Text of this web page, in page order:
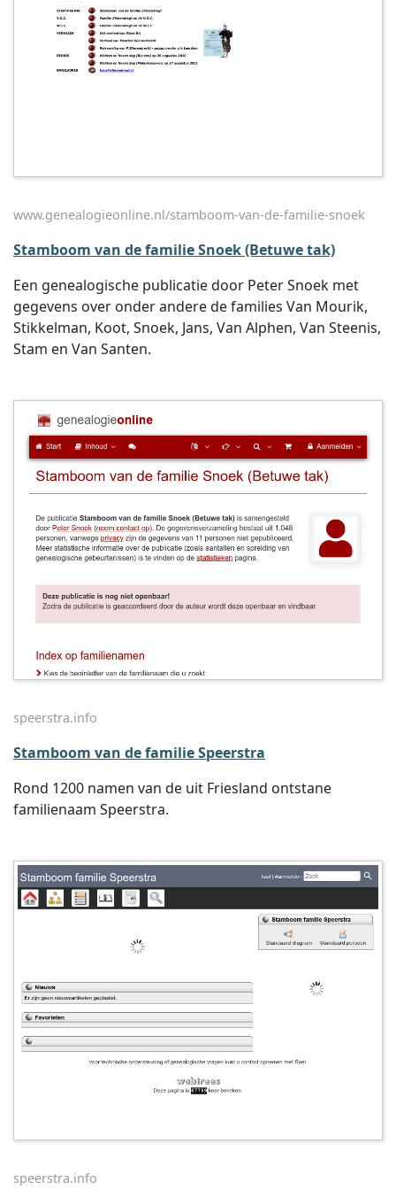
www.genealogieonline.nl/stamboom-van-de-familie-snoek
Stamboom van de familie Snoek (Betuwe tak)
Een genealogische publicatie door Peter Snoek met
gegevens over onder andere de families Van Mourik,
Stikkelman, Koot, Snoek, Jans, Van Alphen, Van Steenis,
Stam en Van Santen.
speerstra.info
Stamboom van de familie Speerstra
Rond 1200 namen van de uit Friesland ontstane
familienaam Speerstra.
speerstra.info